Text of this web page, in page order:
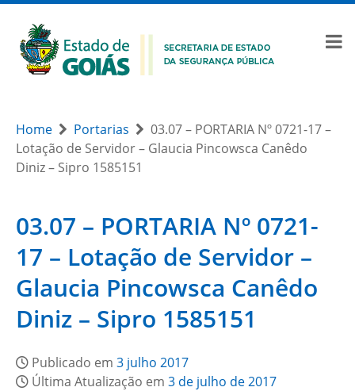
Home Portarias
03.07 – PORTARIA Nº 0721-17 –
Lotação de Servidor – Glaucia Pincowsca Canêdo
Diniz – Sipro 1585151
03.07 – PORTARIA Nº 0721-
17 – Lotação de Servidor –
Glaucia Pincowsca Canêdo
Diniz – Sipro 1585151
Publicado em 3 julho 2017
Última Atualização em 3 de julho de 2017